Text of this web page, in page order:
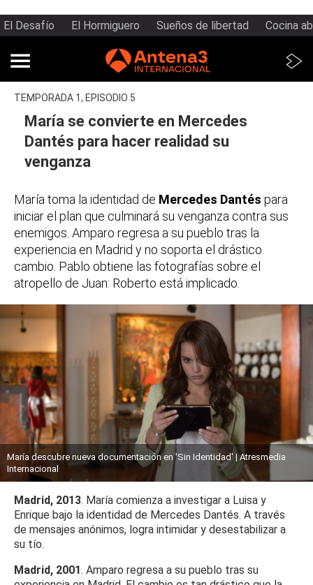
El Desafío El Hormiguero Sueños de libertad Cocina
TEMPORADA 1, EPISODIO 5
María se convierte en Mercedes
Dantés para hacer realidad su
venganza
María toma la identidad de Mercedes Dantés para
iniciar el plan que culminará su venganza contra sus
enemigos. Amparo regresa a su pueblo tras la
experiencia en Madrid y no soporta el drástico
cambio. Pablo obtiene las fotografías sobre el
atropello de Juan: Roberto está implicado.
María descubre nueva documentación en 'Sin Identidad' | Atresmedia
Internacional
Madrid, 2013. María comienza a investigar a Luisa y
Enrique bajo la identidad de Mercedes Dantés. A través
de mensajes anónimos, logra intimidar y desestabilizar a
su tío.
Madrid, 2001. Amparo regresa a su pueblo tras su